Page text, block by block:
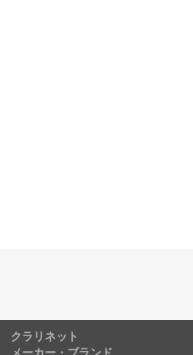
クラリネット